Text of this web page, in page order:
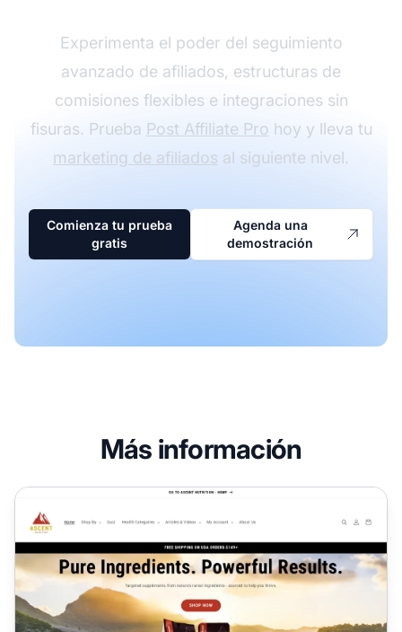
Experimenta el poder del seguimiento
avanzado de afiliados, estructuras de
comisiones flexibles e integraciones sin
fisuras. Prueba Post Affiliate Pro hoy y lleva tu
marketing de afiliados al siguiente nivel.
Comienza tu prueba
gratis
Agenda una
demostración
Más información
Programa de Afiliados de Ascend Nutrion